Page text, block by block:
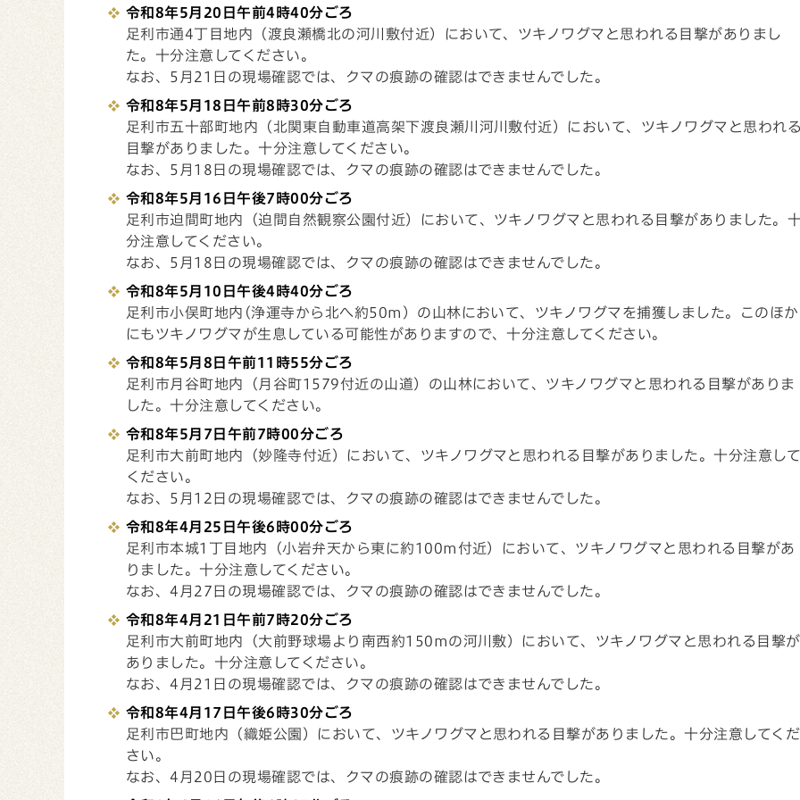
令和8年5月20日午前4時40分ごろ
足利市通4丁目地内（渡良瀬橋北の河川敷付近）において、ツキノワグマと思われる目撃がありまし
た。十分注意してください。
なお、5月21日の現場確認では、クマの痕跡の確認はできませんでした。
令和8年5月18日午前8 時30分ごろ
足利市五十部町地内（北関東自動車道高架下渡良瀬川河川敷付近）において、ツキノワグマと思われ
目撃がありました。十分注意してください。
なお、5月18日の現場確認では、クマの痕跡の確認はできませんでした。
令和8年5月16日午後7 時00分ごろ
足利市迫間町地内（迫間自然観察公園付近）において、ツキノワグマと思われる目撃がありました。
分注意してください。
なお、5月18日の現場確認では、クマの痕跡の確認はできませんでした。
令和8年5月10日午後4時40分ごろ
足利市小俣町地内(浄運寺から北へ約50m）の山林において、ツキノワグマを捕獲しました。このほか
にもツキノワグマが生息している可能性がありますので、十分注意してください。
令和8年5月8日午前11 時55分ごろ
足利市月谷町地内（月谷町1579付近の山道）の山林において、ツキノワグマと思われる目撃がありま
した。十分注意してください。
令和8年5月7日 午前7時00分ごろ
足利市大前町地内（妙隆寺付近）において、ツキノワグマと思われる目撃がありました。十分注意し
ください。
なお、5月12日の現場確認では、クマの痕跡の確認はできませんでした。
令和8年4月25日午後6 時00分ごろ
足利市本城1丁目地内（小岩弁天から東に約100m付近）において、ツキノワグマと思われる目撃があ
りました。十分注意してください。
なお、4月27日の現場確認では、クマの痕跡の確認はできませんでした。
令和8年4月21日午前7 時20分ごろ
足利市大前町地内（大前野球場より南西約150mの河川敷）において、ツキノワグマと思われる目撃が
ありました。十分注意してください。
なお、4月21日の現場確認では、クマの痕跡の確認はできませんでした。
令和8年4月17日午後6 時30分ごろ
足利市巴町地内（織姫公園）において、ツキノワグマと思われる目撃がありました。十分注意してくだ
さい。
なお、4月20日の現場確認では、クマの痕跡の確認はできませんでした。